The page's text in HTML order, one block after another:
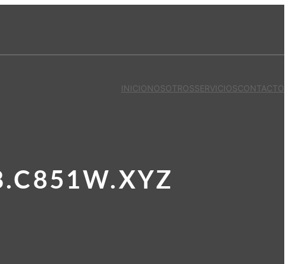
INICIONOSOTROSSERVICIOSCONTACTO